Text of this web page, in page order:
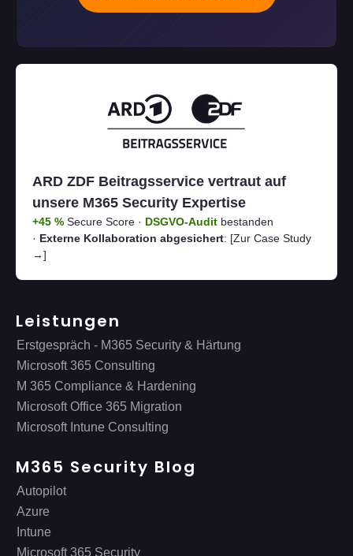
ARD ZDF Beitragsservice vertraut auf
unsere M365 Security Expertise
+45 % Secure Score · DSGVO-Audit bestanden
· Externe Kollaboration abgesichert: [Zur Case Study
→]
Leistungen
Erstgespräch - M365 Security & Härtung
Microsoft 365 Consulting
M 365 Compliance & Hardening
Microsoft Office 365 Migration
Microsoft Intune Consulting
M365 Security Blog
Autopilot
Azure
Intune
Microsoft 365 Security